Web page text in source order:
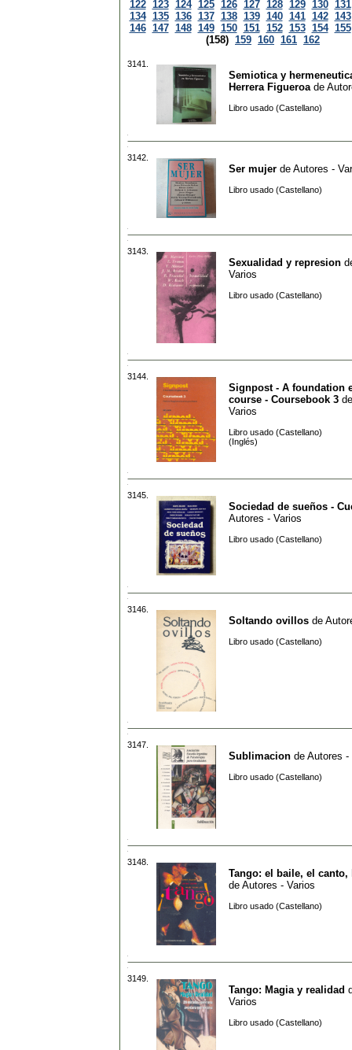
122 123 124 125 126 127 128 129 130 131
134 135 136 137 138 139 140 141 142 143
146 147 148 149 150 151 152 153 154 155
(158) 159 160 161 162
3141.
Semiotica y
Herrera Figueroa de
Libro usado (Castellano)
3142.
Ser mujer de Autores -
Libro usado (Castellano)
3143.
Sexualidad y represion
Varios
Libro usado (Castellano)
3144.
Signpost - A foundation
course - Coursebook 3
Varios
Libro usado (Castellano)
(Inglés)
3145.
Sociedad de sueños -
Autores - Varios
Libro usado (Castellano)
3146.
Soltando ovillos de
Libro usado (Castellano)
3147.
Sublimacion de Autores -
Libro usado (Castellano)
3148.
Tango: el baile, el
de Autores - Varios
Libro usado (Castellano)
3149.
Tango: Magia y realidad
Varios
Libro usado (Castellano)